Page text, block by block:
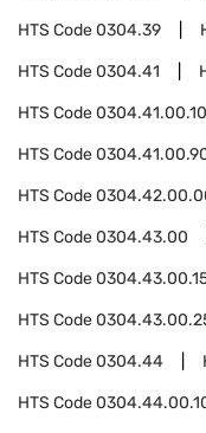
HTS Code0304.39
HTS Code0304.41
HTS Code0304.41.00.10
HTS Code
HTS Code
HTS Code0304.43.00
HTS Code
HTS Code
HTS Code0304.44
HTS Code